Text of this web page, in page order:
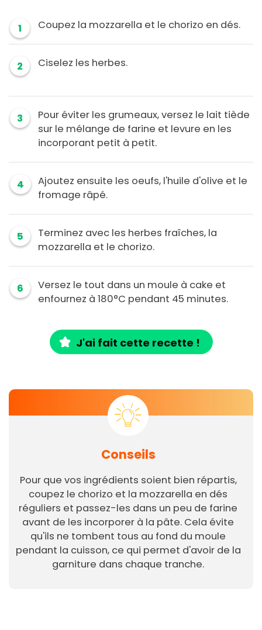
1 Coupez la mozzarella et le chorizo en dés.
2 Ciselez les herbes.
3
Pour éviter les grumeaux, versez le lait tiède
sur le mélange de farine et levure en les
incorporant petit à petit.
4
Ajoutez ensuite les oeufs, l'huile d'olive et le
fromage râpé.
5
Terminez avec les herbes fraîches, la
mozzarella et le chorizo.
6
Versez le tout dans un moule à cake et
enfournez à 180°C pendant 45 minutes.
J'ai fait cette recette !
Conseils
Pour que vos ingrédients soient bien répartis,
coupez le chorizo et la mozzarella en dés
réguliers et passez-les dans un peu de farine
avant de les incorporer à la pâte. Cela évite
qu'ils ne tombent tous au fond du moule
pendant la cuisson, ce qui permet d'avoir de la
garniture dans chaque tranche.